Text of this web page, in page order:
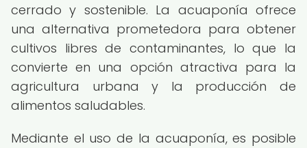
cerrado y sostenible. La acuaponía ofrece
una alternativa prometedora para obtener
cultivos libres de contaminantes, lo que la
convierte en una opción atractiva para la
agricultura urbana y la producción de
alimentos saludables.
Mediante el uso de la acuaponía, es posible